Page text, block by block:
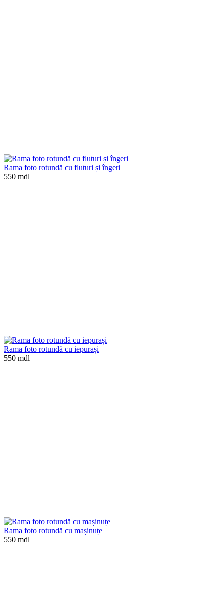
Rama foto rotundă cu fluturi și îngeri
550 mdl
Rama foto rotundă cu iepurași
550 mdl
Rama foto rotundă cu mașinuțe
550 mdl